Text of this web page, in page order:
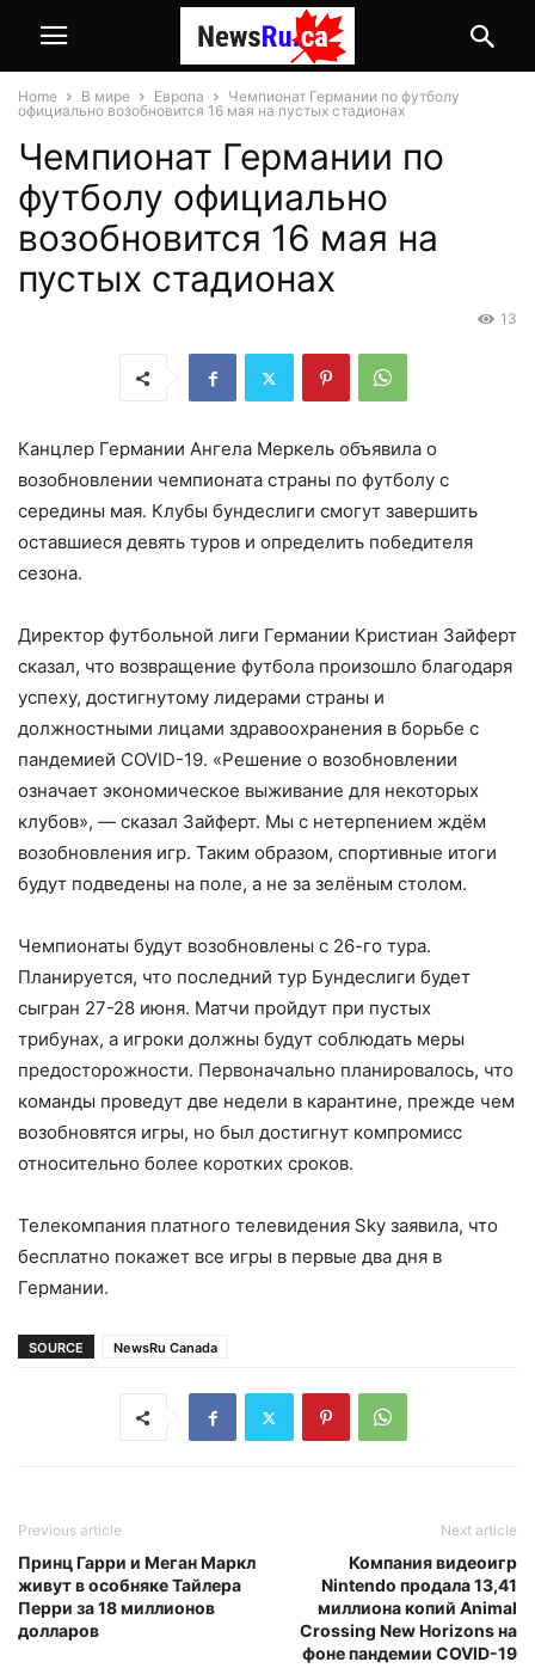
Home В мире Европа
Чемпионат Германии по футболу
официально возобновится 16 мая на пустых стадионах
Чемпионат Германии по
футболу официально
возобновится 16 мая на
пустых стадионах
13
Канцлер Германии Ангела Меркель объявила о
возобновлении чемпионата страны по футболу с
середины мая. Клубы бундеслиги смогут завершить
оставшиеся девять туров и определить победителя
сезона.
Директор футбольной лиги Германии Кристиан Зайферт
сказал, что возвращение футбола произошло благодаря
успеху, достигнутому лидерами страны и
должностными лицами здравоохранения в борьбе с
пандемией COVID-19. «Решение о возобновлении
означает экономическое выживание для некоторых
клубов», — сказал Зайферт. Мы с нетерпением ждём
возобновления игр. Таким образом, спортивные итоги
будут подведены на поле, а не за зелёным столом.
Чемпионаты будут возобновлены с 26-го тура.
Планируется, что последний тур Бундеслиги будет
сыгран 27-28 июня. Матчи пройдут при пустых
трибунах, а игроки должны будут соблюдать меры
предосторожности. Первоначально планировалось, что
команды проведут две недели в карантине, прежде чем
возобновятся игры, но был достигнут компромисс
относительно более коротких сроков.
Телекомпания платного телевидения Sky заявила, что
бесплатно покажет все игры в первые два дня в
Германии.
SOURCE NewsRu Canada
Previous article
Принц Гарри и Меган Маркл
живут в особняке Тайлера
Перри за 18 миллионов
долларов
Next article
Компания видеоигр
Nintendo продала 13,41
миллиона копий Animal
Crossing New Horizons на
фоне пандемии COVID-19